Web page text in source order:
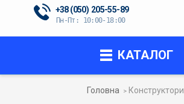
+38 (050) 205-55-89
Пн-Пт: 10:00-18:00
КАТАЛОГ
Головна Конструктори